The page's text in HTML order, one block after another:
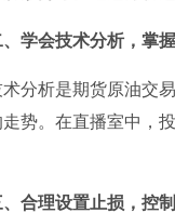
、学会技术分析，掌
术分析是期货原油交
势。在直播室中，
、合理设置止损，控